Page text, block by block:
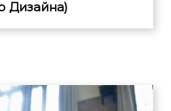
Дизайна)